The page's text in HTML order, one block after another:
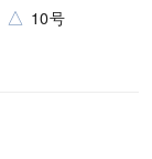
△ 10号